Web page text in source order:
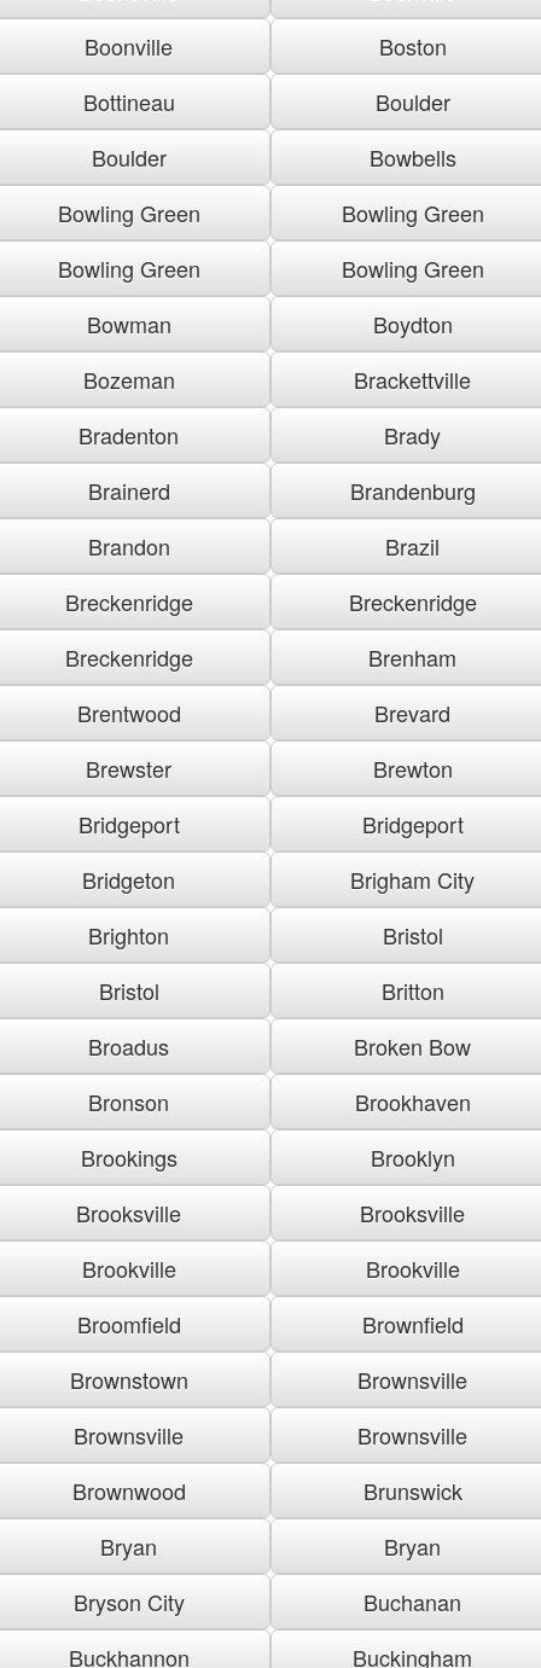
Boonville
Boston
Bottineau
Boulder
Boulder
Bowbells
Bowling Green
Bowling Green
Bowling Green
Bowling Green
Bowman
Boydton
Bozeman
Brackettville
Bradenton
Brady
Brainerd
Brandenburg
Brandon
Brazil
Breckenridge
Breckenridge
Breckenridge
Brenham
Brentwood
Brevard
Brewster
Brewton
Bridgeport
Bridgeport
Bridgeton
Brigham City
Brighton
Bristol
Bristol
Britton
Broadus
Broken Bow
Bronson
Brookhaven
Brookings
Brooklyn
Brooksville
Brooksville
Brookville
Brookville
Broomfield
Brownfield
Brownstown
Brownsville
Brownsville
Brownsville
Brownwood
Brunswick
Bryan
Bryan
Bryson City
Buchanan
Buckhannon
Buckingham